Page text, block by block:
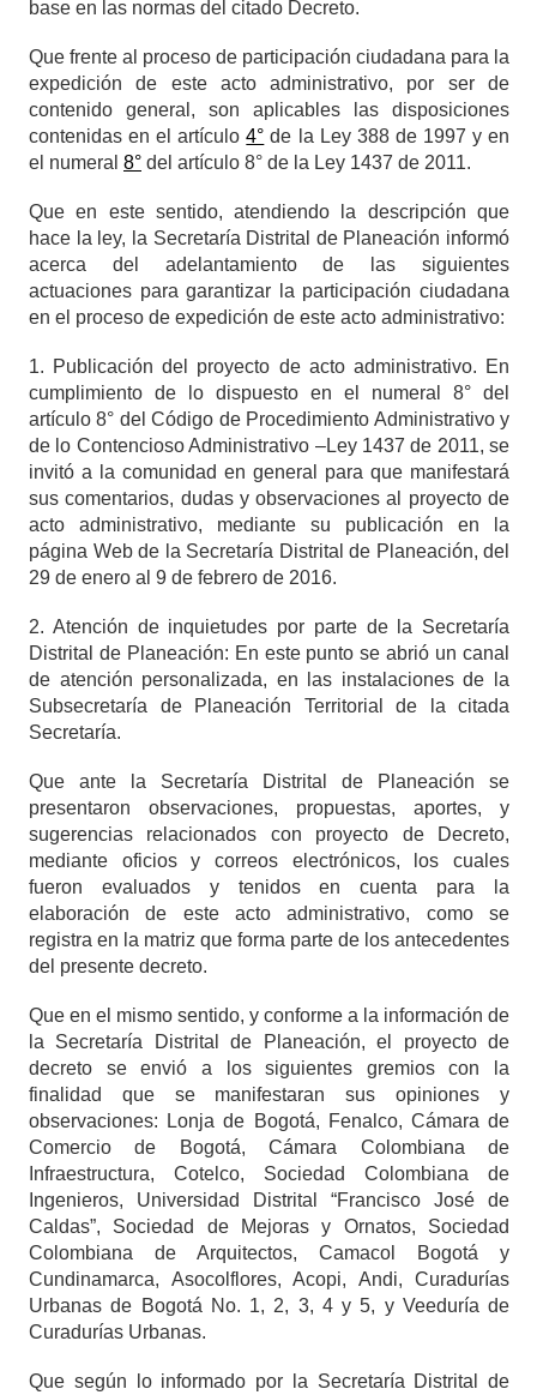
base en las normas del citado Decreto.
Que frente al proceso de participación ciudadana para la
expedición de este acto administrativo, por ser de
contenido general, son aplicables las disposiciones
contenidas en el artículo4° de la Ley 388 de 1997 y en
el numeral 8° del artículo 8° de la Ley 1437 de 2011.
Que en este sentido, atendiendo la descripción que
hace la ley, la Secretaría Distrital de Planeación informó
acerca del adelantamiento de las siguientes
actuaciones para garantizar la participación ciudadana
en el proceso de expedición de este acto administrativo:
1. Publicación del proyecto de acto administrativo. En
cumplimiento de lo dispuesto en el numeral 8° del
artículo 8° del Código de Procedimiento Administrativo y
de lo Contencioso Administrativo –Ley 1437 de 2011, se
invitó a la comunidad en general para que manifestará
sus comentarios, dudas y observaciones al proyecto de
acto administrativo, mediante su publicación en la
página Web de la Secretaría Distrital de Planeación, del
29 de enero al 9 de febrero de 2016.
2. Atención de inquietudes por parte de la Secretaría
Distrital de Planeación: En este punto se abrió un canal
de atención personalizada, en las instalaciones de la
Subsecretaría de Planeación Territorial de la citada
Secretaría.
Que ante la Secretaría Distrital de Planeación se
presentaron observaciones, propuestas, aportes, y
sugerencias relacionados con proyecto de Decreto,
mediante oficios y correos electrónicos, los cuales
fueron evaluados y tenidos en cuenta para la
elaboración de este acto administrativo, como se
registra en la matriz que forma parte de los antecedentes
del presente decreto.
Que en el mismo sentido, y conforme a la información de
la Secretaría Distrital de Planeación, el proyecto de
decreto se envió a los siguientes gremios con la
finalidad que se manifestaran sus opiniones y
observaciones: Lonja de Bogotá, Fenalco, Cámara de
Comercio de Bogotá, Cámara Colombiana de
Infraestructura, Cotelco, Sociedad Colombiana de
Ingenieros, Universidad Distrital “Francisco José de
Caldas”, Sociedad de Mejoras y Ornatos, Sociedad
Colombiana de Arquitectos, Camacol
Bogotá y
Cundinamarca, Asocolflores, Acopi, Andi, Curadurías
Urbanas de Bogotá No. 1, 2, 3, 4 y 5, y Veeduría de
Curadurías Urbanas.
Que según lo informado por la Secretaría Distrital de